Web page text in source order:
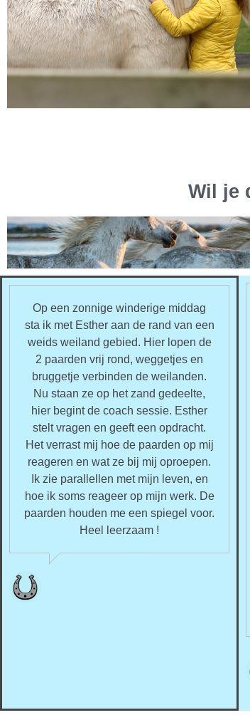
Wil je
Op een zonnige winderige middag
sta ik met Esther aan de rand van een
weids weiland gebied. Hier lopen de
2 paarden vrij rond, weggetjes en
bruggetje verbinden de weilanden.
Nu staan ze op het zand gedeelte,
hier begint de coach sessie. Esther
stelt vragen en geeft een opdracht.
Het verrast mij hoe de paarden op mij
reageren en wat ze bij mij oproepen.
Ik zie parallellen met mijn leven, en
hoe ik soms reageer op mijn werk. De
paarden houden me een spiegel voor.
Heel leerzaam !